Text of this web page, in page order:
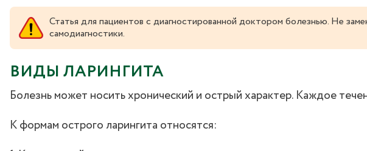
Статья для пациентов с диагностированной доктором болезнью. Не
самодиагностики.
ВИДЫ ЛАРИНГИТА
Болезнь может носить хронический и острый характер. Каждое
К формам острого ларингита относятся: